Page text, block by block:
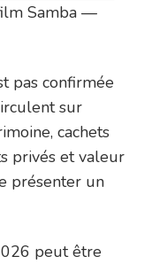
Samba —
pas confirmée
sur
cachets
privés et valeur
présenter un
peut être